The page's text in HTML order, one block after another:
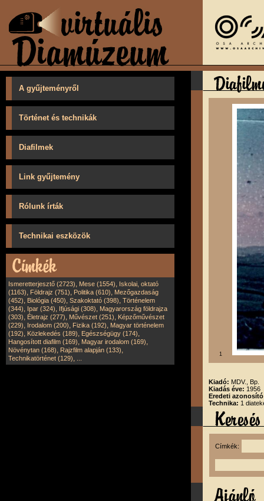
A gyűjteményről
Történet és technikák
Diafilmek
Link gyűjtemény
Rólunk írták
Technikai eszközök
Ismeretterjesztő (2723), Mese (1554), Iskolai, oktató
(1163), Földrajz (751), Politika (610), Mezőgazdaság
(452), Biológia (450), Szakoktató (398), Történelem
(344), Ipar (324), Ifjúsági (308), Magyarország földrajza
(303), Életrajz (277), Művészet (251), Képzőművészet
(229), Irodalom (200), Fizika (192), Magyar történelem
(192), Közlekedés (189), Egészségügy (174),
Hangosított diafilm (169), Magyar irodalom (169),
Növénytan (168), Rajzfilm alapján (133),
Technikatörténet (129), 1
Kiadó: MDV., Bp.
Kiadás éve: 1956
Eredeti
Technika: 1
Címkék: